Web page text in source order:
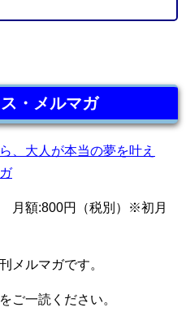
・メルマガ
、大人が本当の夢を叶え
月額:800円（税別）※初月
メルマガです。
ご一読ください。